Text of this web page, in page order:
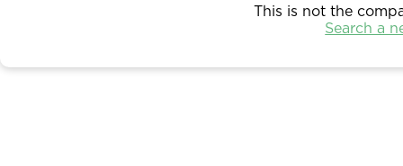
This is not the
Search a